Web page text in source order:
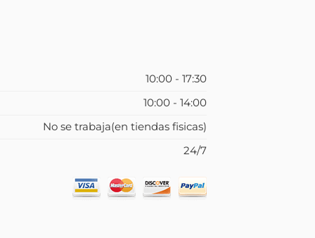
10:00 - 17:30
10:00 - 14:00
No se trabaja(en tiendas fisicas)
24/7